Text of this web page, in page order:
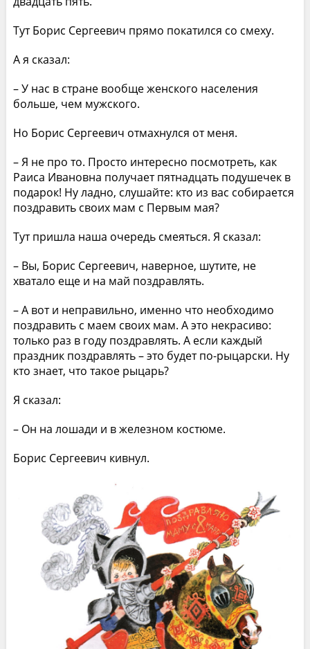
Тут Борис Сергеевич прямо покатился со смеху.
А я сказал:
– У нас в стране вообще женского населения
больше, чем мужского.
Но Борис Сергеевич отмахнулся от меня.
– Я не про то. Просто интересно посмотреть, как
Раиса Ивановна получает пятнадцать подушечек в
подарок! Ну ладно, слушайте: кто из вас собирается
поздравить своих мам с Первым мая?
Тут пришла наша очередь смеяться. Я сказал:
– Вы, Борис Сергеевич, наверное, шутите, не
хватало еще и на май поздравлять.
– А вот и неправильно, именно что необходимо
поздравить с маем своих мам. А это некрасиво:
только раз в году поздравлять. А если каждый
праздник поздравлять – это будет по-рыцарски. Ну
кто знает, что такое рыцарь?
Я сказал:
– Он на лошади и в железном костюме.
Борис Сергеевич кивнул.